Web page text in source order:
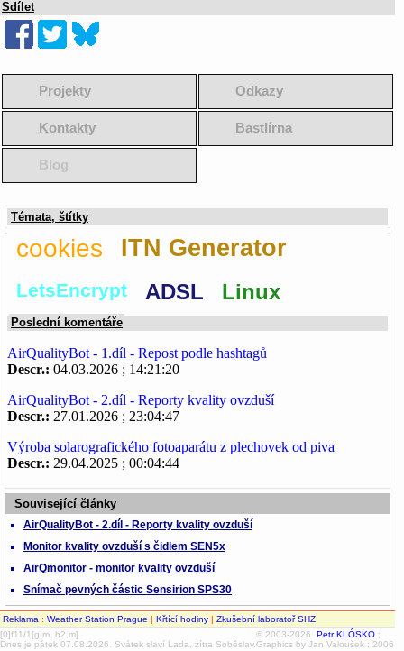
Sdílet
Projekty Odkazy
Kontakty Bastlírna
Blog
Témata, štítky
cookies ITN Generator
LetsEncrypt ADSL Linux
Poslední komentáře
AirQualityBot - 1.díl - Repost podle hashtagů
Descr.: 04.03.2026 ; 14:21:20
AirQualityBot - 2.díl - Reporty kvality ovzduší
Descr.: 27.01.2026 ; 23:04:47
Výroba solarografického fotoaparátu z plechovek od piva
Descr.: 29.04.2025 ; 00:04:44
Související články
AirQualityBot - 2.díl - Reporty kvality ovzduší
Monitor kvality ovzduší s čidlem SEN5x
AirQmonitor - monitor kvality ovzduší
Snímač pevných částic Sensirion SPS30
Reklama : Weather Station Prague | Křtící hodiny | Zkušební laboratoř SHZ
[0]f11/1[g.m..h2,m]
Dnes je pátek 07.08.2026. Svátek slaví Lada, zítra Soběslav.
© 2003-2026 Petr KLÓSKO ;
Graphics by Jan Valoušek ; 2006